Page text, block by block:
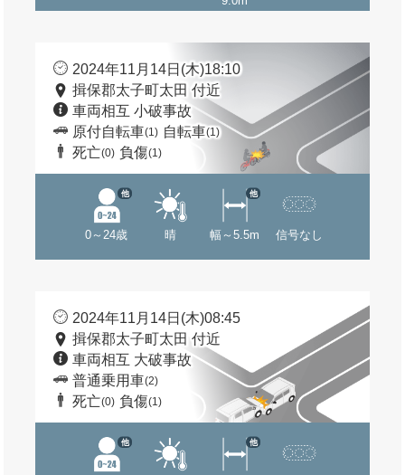
2024年11月14日(木)18:10
揖保郡太子町太田 付近
車両相互 小破事故
原付自転車(1) 自転車(1)
死亡(0) 負傷(1)
0～24歳
他
晴 幅～5.5m
他
信号なし
2024年11月14日(木)08:45
揖保郡太子町太田 付近
車両相互 大破事故
普通乗用車(2)
死亡(0) 負傷(1)
他 他